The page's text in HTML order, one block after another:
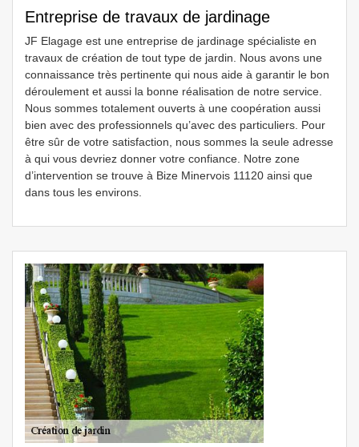
Entreprise de travaux de jardinage
JF Elagage est une entreprise de jardinage spécialiste en
travaux de création de tout type de jardin. Nous avons une
connaissance très pertinente qui nous aide à garantir le bon
déroulement et aussi la bonne réalisation de notre service.
Nous sommes totalement ouverts à une coopération aussi
bien avec des professionnels qu’avec des particuliers. Pour
être sûr de votre satisfaction, nous sommes la seule adresse
à qui vous devriez donner votre confiance. Notre zone
d’intervention se trouve à Bize Minervois 11120 ainsi que
dans tous les environs.